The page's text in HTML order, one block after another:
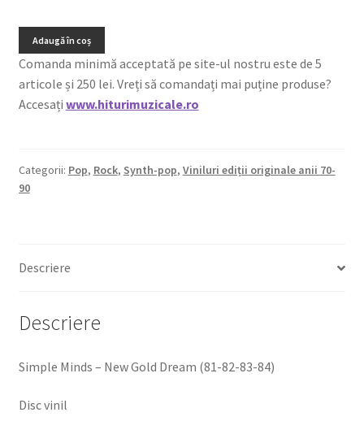
Adaugă în coș
Comanda minimă acceptată pe site-ul nostru este de 5
articole și 250 lei. Vreți să comandați mai puține produse?
Accesați www.hiturimuzicale.ro
Categorii: Pop, Rock, Synth-pop, Viniluri ediții originale anii 70-
90
Descriere
Descriere
Simple Minds ‎– New Gold Dream (81-82-83-84)
Disc vinil